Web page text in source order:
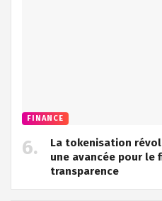
FINANCE
La tokenisation
une avancée pour le
transparence